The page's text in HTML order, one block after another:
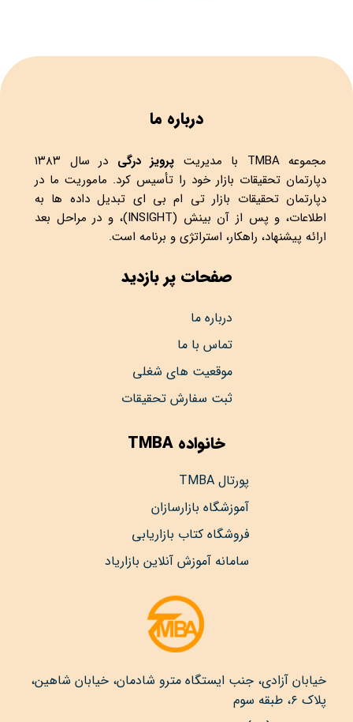
درباره ما
مجموعهTMBA با مدیریت پرویز درگی
در سال ۱۳۸۳
دپارتمان تحقیقات بازار خود را تأسیس کرد. ماموریت ما در
دپارتمان تحقیقات بازار تی ام بی ای تبدیل داده ها به
اطلاعات، و پس از آن بینش (INSIGHT)، و در مراحل بعد
ارائه پیشنهاد، راهکار، استراتژی و برنامه است.
صفحات پر بازدید
درباره ما
تماس با ما
موقعیت های شغلی
ثبت سفارش تحقیقات
خانواده TMBA
پورتال TMBA
آموزشگاه بازارسازان
فروشگاه کتاب بازاریابی
سامانه آموزش آنلاین بازاریاد
خیابان آزادی، جنب ایستگاه مترو شادمان، خیابان شاهین،
پلاک ۶، طبقه سوم